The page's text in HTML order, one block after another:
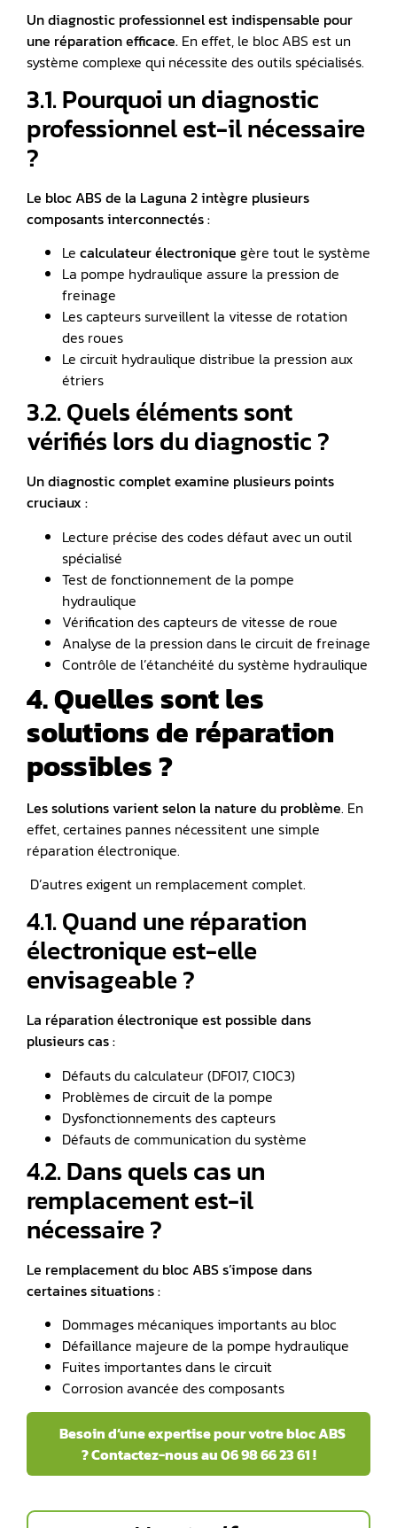
Un diagnostic professionnel est indispensable pour
une réparation efficace. En effet, le bloc ABS est un
système complexe qui nécessite des outils spécialisés.
3.1. Pourquoi un diagnostic
professionnel est-il nécessaire
?
Le bloc ABS de la Laguna 2 intègre plusieurs
composants interconnectés :
Le calculateur électronique gère tout le système
La pompe hydraulique assure la pression de
freinage
Les capteurs surveillent la vitesse de rotation
des roues
Le circuit hydraulique distribue la pression aux
étriers
3.2. Quels éléments sont
vérifiés lors du diagnostic ?
Un diagnostic complet examine plusieurs points
cruciaux :
Lecture précise des codes défaut avec un outil
spécialisé
Test de fonctionnement de la pompe
hydraulique
Vérification des capteurs de vitesse de roue
Analyse de la pression dans le circuit de freinage
Contrôle de l’étanchéité du système hydraulique
4. Quelles sont les
solutions de réparation
possibles ?
Les solutions varient selon la nature du problème. En
effet, certaines pannes nécessitent une simple
réparation électronique.
D’autres exigent un remplacement complet.
4.1. Quand une réparation
électronique est-elle
envisageable ?
La réparation électronique est possible dans
plusieurs cas :
Défauts du calculateur (DF017, C10C3)
Problèmes de circuit de la pompe
Dysfonctionnements des capteurs
Défauts de communication du système
4.2. Dans quels cas un
remplacement est-il
nécessaire ?
Le remplacement du bloc ABS s’impose dans
certaines situations :
Dommages mécaniques importants au bloc
Défaillance majeure de la pompe hydraulique
Fuites importantes dans le circuit
Corrosion avancée des composants
️ Besoin d’une expertise pour votre bloc ABS
? Contactez-nous au 06 98 66 23 61 !